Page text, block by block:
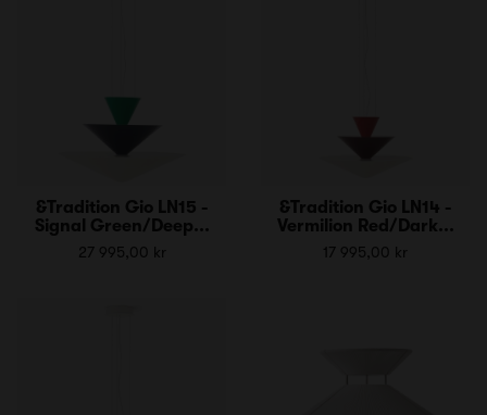
&Tradition Gio LN15 -
Signal Green/Deep...
27 995,00 kr
&Tradition Gio LN14 -
Vermilion Red/Dark...
17 995,00 kr